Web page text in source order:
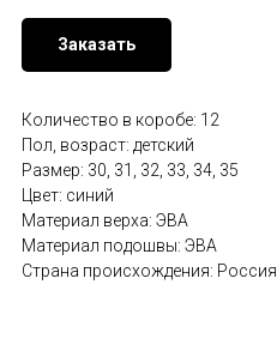
Заказать
Количество в коробе: 12
Пол, возраст: детский
Размер: 30, 31, 32, 33, 34, 35
Цвет: синий
Материал верха: ЭВА
Материал подошвы: ЭВА
Страна происхождения: Россия